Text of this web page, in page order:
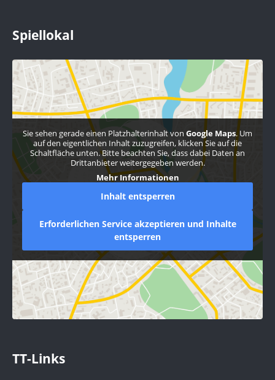
Spiellokal
Sie sehen gerade einen Platzhalterinhalt von Google Maps. Um
auf den eigentlichen Inhalt zuzugreifen, klicken Sie auf die
Schaltfläche unten. Bitte beachten Sie, dass dabei Daten an
Drittanbieter weitergegeben werden.
Mehr Informationen
Inhalt entsperren
Erforderlichen Service akzeptieren und Inhalte
entsperren
TT-Links